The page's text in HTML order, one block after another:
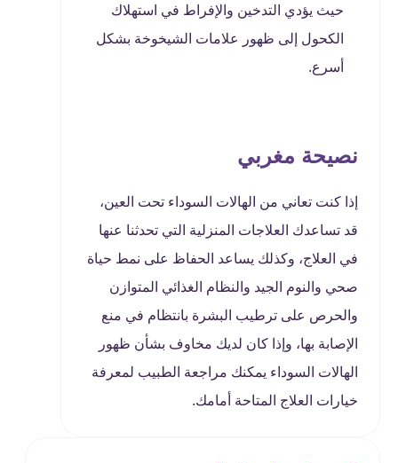
حيث يؤدي التدخين والإفراط في استهلاك
الكحول إلى ظهور علامات الشيخوخة بشكل
أسرع.
نصيحة مغربي
إذا كنت تعاني من الهالات السوداء تحت العين،
قد تساعدك العلاجات المنزلية التي تحدثنا عنها
في العلاج، وكذلك يساعد الحفاظ على نمط حياة
صحي والنوم الجيد والنظام الغذائي المتوازن
والحرص على ترطيب البشرة بانتظام في منع
الإصابة بها، وإذا كان لديك مخاوف بشأن ظهور
الهالات السوداء يمكنك مراجعة الطبيب لمعرفة
خيارات العلاج المتاحة أمامك.